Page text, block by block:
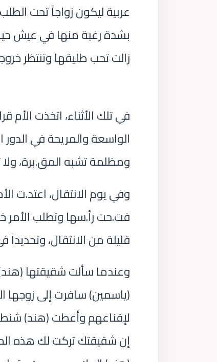
عربية ليكون زواجاً تحت
بشدة رغبة منها في عيش
زالت تحب طليقها وتنتظر
في تلك الأثناء، اتخذت الأم
الواسعة والمريحة في
ومظلمة تشبه المق.برة،
وفي يوم الانتقال، اعتد.ت
فت.حت رأ.سها وتطلب الأمر
قليلة من الانتقال، وتحديداً في تاريخ 15 ديسمبر، اختفت
وعندما سألت شقيقتها (هند)
(ياسمين) سافرت إلى زوجها
لإقناعهم وأعطت (هند)
إن شقيقتك تركت لك هذه